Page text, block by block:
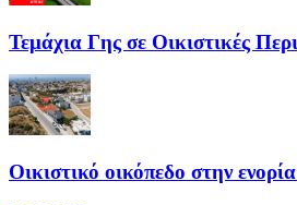
Τεμάχια Γης σε Οικιστικές
Οικιστικό οικόπεδο στην